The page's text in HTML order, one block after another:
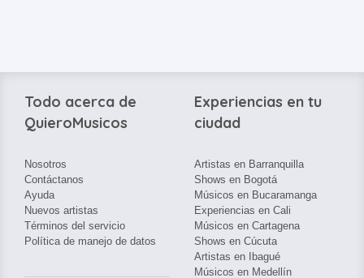
Todo acerca de
QuieroMusicos
Nosotros
Contáctanos
Ayuda
Nuevos artistas
Términos del servicio
Política de manejo de datos
Experiencias en tu
ciudad
Artistas en Barranquilla
Shows en Bogotá
Músicos en Bucaramanga
Experiencias en Cali
Músicos en Cartagena
Shows en Cúcuta
Artistas en Ibagué
Músicos en Medellín